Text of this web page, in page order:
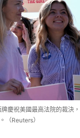
慶祝美國最高法院的裁決，
（Reuters）